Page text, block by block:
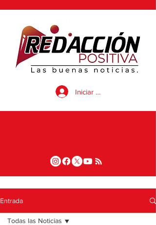
Iniciar sesión
Entrada
Todas las Noticias